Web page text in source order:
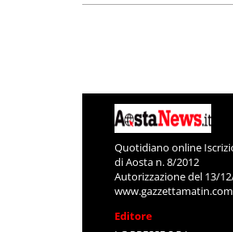
Quotidiano online
di Aosta n. 8/2012
Autorizzazione del 13/
www.gazzettamatin.com
Editore